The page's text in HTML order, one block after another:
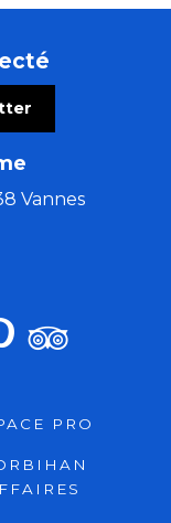
en amour
Vannes
PRO